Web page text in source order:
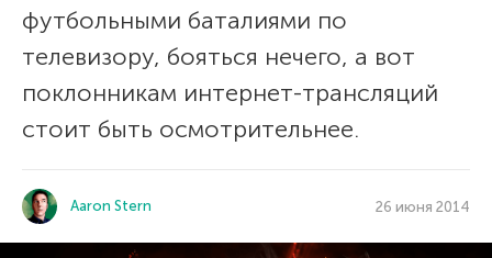
футбольными баталиями по
телевизору, бояться нечего, а вот
поклонникам интернет-трансляций
стоит быть осмотрительнее.
Aaron Stern 26 июня 2014